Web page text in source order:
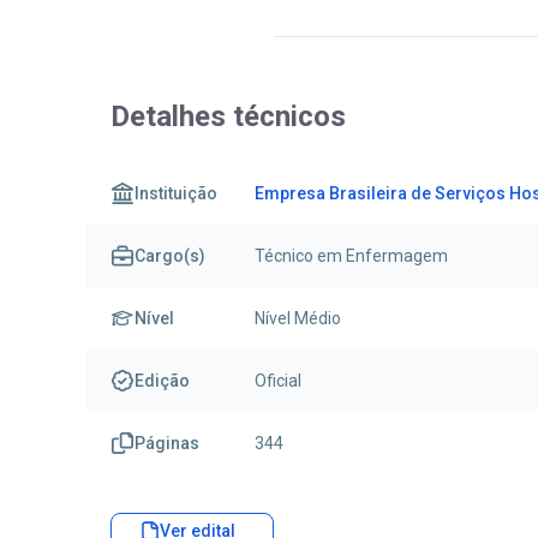
Detalhes técnicos
Instituição Empresa Brasileira de Serviços
Cargo(s) Técnico em Enfermagem
Nível Nível Médio
Edição Oficial
Páginas 344
Ver edital